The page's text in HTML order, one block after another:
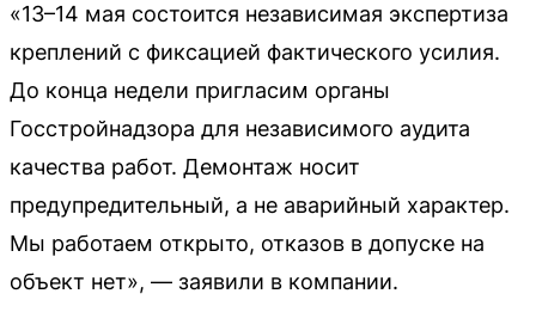
«13–14 мая состоится независимая экспертиза
креплений с фиксацией фактического усилия.
До конца недели пригласим органы
Госстройнадзора для независимого аудита
качества работ. Демонтаж носит
предупредительный, а не аварийный характер.
Мы работаем открыто, отказов в допуске на
объект нет», — заявили в компании.